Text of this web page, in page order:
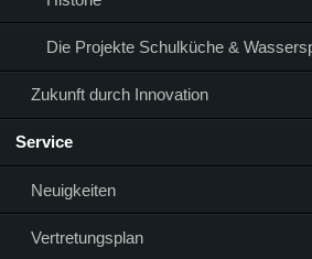
Die Projekte Schulküche &
Zukunft durch Innovation
Service
Neuigkeiten
Vertretungsplan